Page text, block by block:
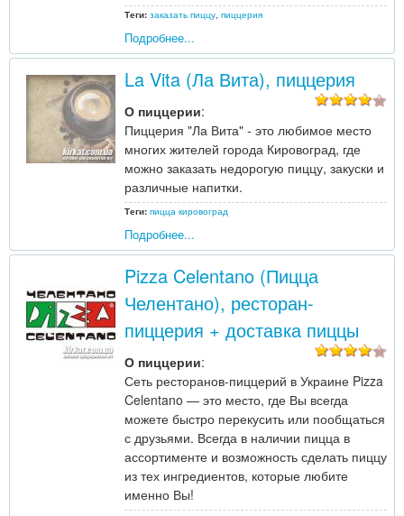
Теги: заказать пиццу пиццерия
Подробнее...
La Vita (Ла Вита), пиццерия
О пиццерии:
Пиццерия "Ла Вита" - это любимое место
многих жителей города Кировоград, где
можно заказать недорогую пиццу, закуски и
различные напитки.
Теги: пицца кировоград
Подробнее...
Pizza Celentano (Пицца
Челентано), ресторан-
пиццерия + доставка пиццы
О пиццерии:
Сеть ресторанов-пиццерий в Украине Pizza
Celentano — это место, где Вы всегда
можете быстро перекусить или пообщаться
с друзьями. Всегда в наличии пицца в
ассортименте и возможность сделать пиццу
из тех ингредиентов, которые любите
именно Вы!